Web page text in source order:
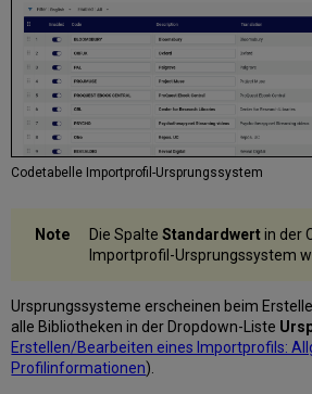
Codetabelle Importprofil-Ursprungssystem
Die SpalteStandardwertin der
Importprofil-Ursprungssystem
Ursprungssysteme erscheinen beim
alle Bibliotheken in der Dropdown-Liste
Erstellen/Bearbeiten eines Importprofils:
Profilinformationen).